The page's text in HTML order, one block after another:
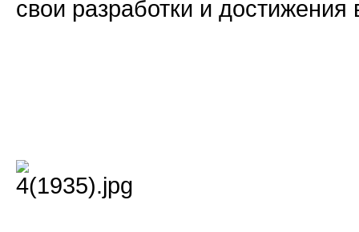
свои разработки и достижения